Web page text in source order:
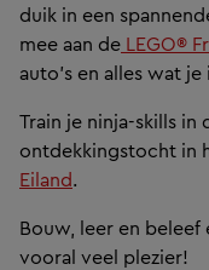
duik in een
mee aan de LEGO®
auto's en alles wat
Train je ninja-skills in
ontdekkingstocht in
Eiland.
Bouw, leer en beleef
vooral veel plezier!